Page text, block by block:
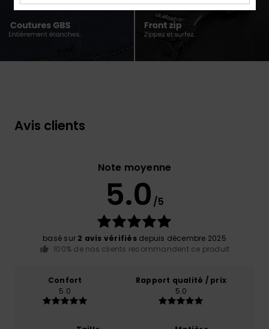
Avis clients
Note moyenne
5.0 /5
basé sur 2 avis vérifiésdepuis décembre 2025
100% de nos clients recommandent ce produit
Confort
5.0
Rapport qualité / prix
5.0